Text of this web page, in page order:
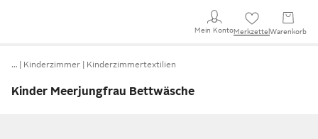
Mein KontoMerkzettel Warenkorb
… Kinderzimmer Kinderzimmertextilien
Kinder Meerjungfrau Bettwäsche